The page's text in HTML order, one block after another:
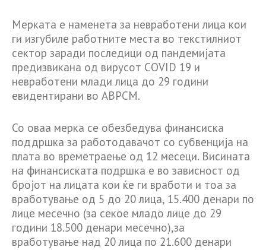
Мерката е наменета за невработени лица кои
ги изгубиле работните места во текстилниот
сектор заради последици од пандемијата
предизвикана од вирусот COVID 19 и
невработени млади лица до 29 години
евидентирани во АВРСМ.
Со оваа мерка се обезбедува финансиска
поддршка за работодавачот со субвенција на
плата во времетраење од 12 месеци. Висината
на финансиската подршка е во зависност од
бројот на лицата кои ќе ги вработи и тоа за
вработување од 5 до 20 лица, 15.400 денари по
лице месечно (за секое младо лице до 29
години 18.500 денари месечно),за
вработување над 20 лица по 21.600 денари